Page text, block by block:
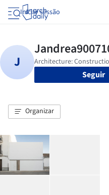
Iniciar sessão
Seguir
Organizar